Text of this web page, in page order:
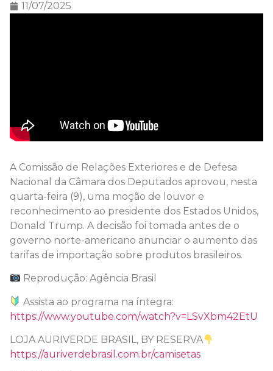
11/07/2025
A Comissão de Relações Exteriores e de Defesa
Nacional da Câmara dos Deputados aprovou, nesta
quarta-feira (9), uma moção de louvor e
reconhecimento ao presidente dos Estados Unidos,
Donald Trump. A decisão foi tomada antes de o
governo norte-americano anunciar o aumento das
tarifas de importação sobre produtos brasileiros.
Reprodução: Agência Brasil
Assista ao programa na íntegra:
https://www.youtube.com/watch?v=LSvXbm42EtU
LOJA AURIVERDE BRASIL, BY RESERVA
https://auriverdebrasil.com.br/camisetas